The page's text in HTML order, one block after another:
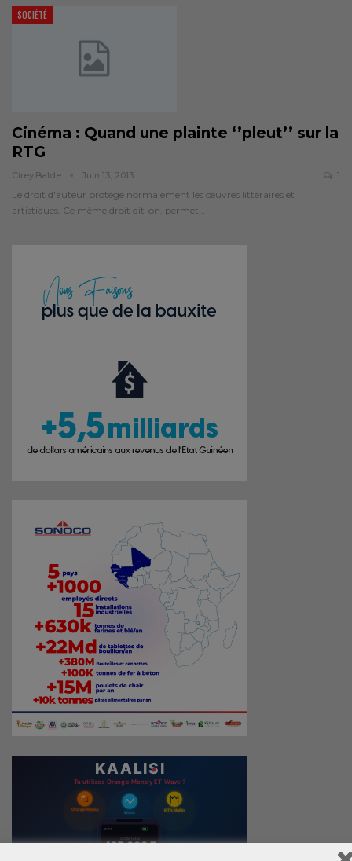
SOCIÉTÉ
Cinéma : Quand une plainte ‘’pleut’’ sur la
RTG
Cirey.balde Juin 13, 2013 1
Le droit d'auteur protège normalement les œuvres littéraires et
artistiques. Ce même droit dit-on, permet…